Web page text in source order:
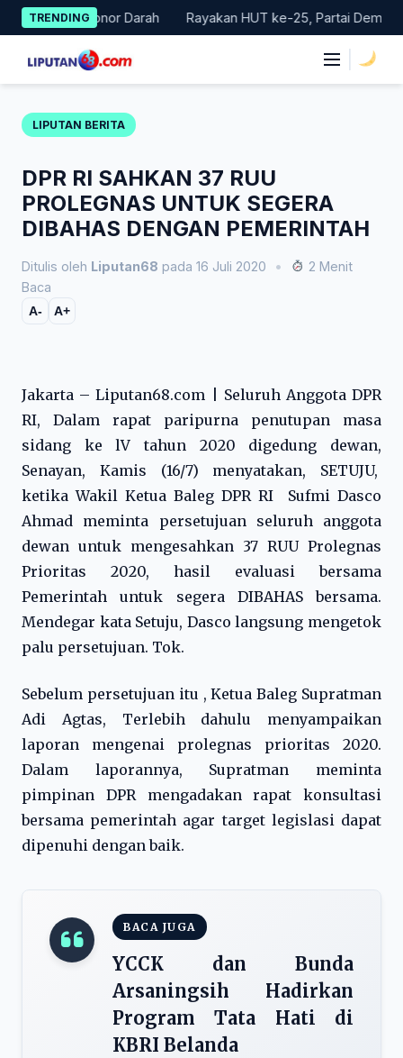
Skip
to
content
TRENDING
Donor Darah Rayakan HUT ke-25, Partai Demokrat Bali
LIPUTAN BERITA
DPR RI SAHKAN 37 RUU
PROLEGNAS UNTUK SEGERA
DIBAHAS DENGAN PEMERINTAH
Ditulis oleh Liputan68 pada 16 Juli 2020 •
2 Menit
Baca
A- A+
Jakarta – Liputan68.com | Seluruh Anggota DPR
RI, Dalam rapat paripurna penutupan masa
sidang ke lV tahun 2020 digedung dewan,
Senayan, Kamis (16/7) menyatakan, SETUJU,
ketika Wakil Ketua Baleg DPR RI Sufmi Dasco
Ahmad meminta persetujuan seluruh anggota
dewan untuk mengesahkan 37 RUU Prolegnas
Prioritas 2020, hasil evaluasi bersama
Pemerintah untuk segera DIBAHAS bersama.
Mendegar kata Setuju, Dasco langsung mengetok
palu persetujuan. Tok.
Sebelum persetujuan itu , Ketua Baleg Supratman
Adi Agtas, Terlebih dahulu menyampaikan
laporan mengenai prolegnas prioritas 2020.
Dalam laporannya, Supratman meminta
pimpinan DPR mengadakan rapat konsultasi
bersama pemerintah agar target legislasi dapat
dipenuhi dengan baik.
BACA JUGA
YCCK dan Bunda
Arsaningsih Hadirkan
Program Tata Hati di
KBRI Belanda